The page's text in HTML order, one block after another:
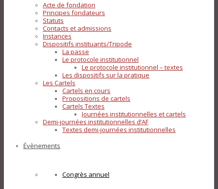
Acte de fondation
Principes fondateurs
Statuts
Contacts et admissions
Instances
Dispositifs instituants/Tripode
La passe
Le protocole institutionnel
Le protocole institutionnel – textes
Les dispositifs sur la pratique
Les Cartels
Cartels en cours
Propositions de cartels
Cartels Textes
Journées institutionnelles et cartels
Demi-journées institutionnelles d’AF
Textes demi-journées institutionnelles
Évènements
Congrès annuel